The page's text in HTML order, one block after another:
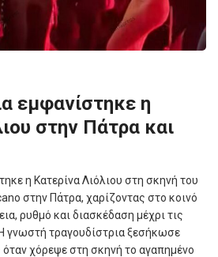
εμφανίστηκε η
στην Πάτρα και
η Κατερίνα Λιόλιου στη σκηνή του
στην Πάτρα, χαρίζοντας στο κοινό
ρυθμό και διασκέδαση μέχρι τις
τραγουδίστρια ξεσήκωσε
χόρεψε στη σκηνή το αγαπημένο